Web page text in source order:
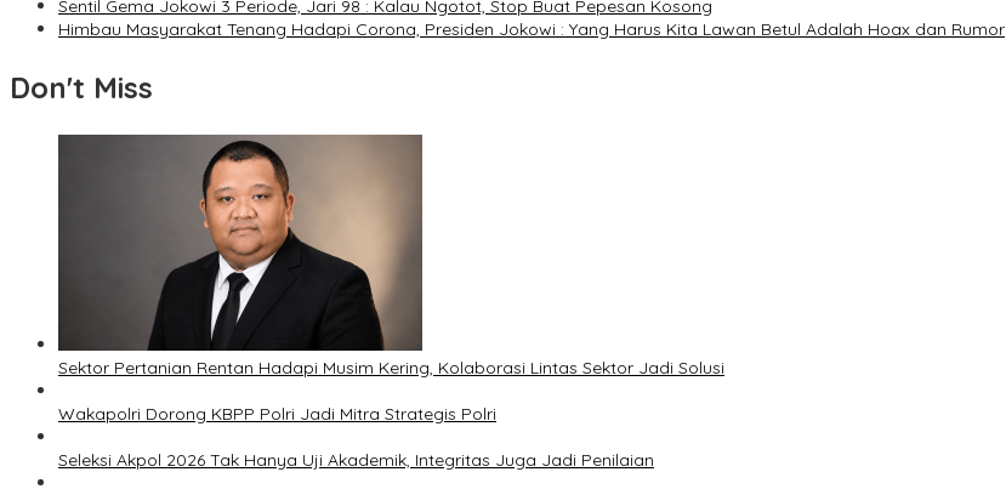
Sentil Gema Jokowi 3 Periode, Jari 98 : Kalau Ngotot, Stop Buat Pepesan Kosong
Himbau Masyarakat Tenang Hadapi Corona, Presiden Jokowi : Yang Harus Kita Lawan Betul Adalah Hoax dan Rumor
Don't Miss
Sektor Pertanian Rentan Hadapi Musim Kering, Kolaborasi Lintas Sektor Jadi Solusi
Wakapolri Dorong KBPP Polri Jadi Mitra Strategis Polri
Seleksi Akpol 2026 Tak Hanya Uji Akademik, Integritas Juga Jadi Penilaian